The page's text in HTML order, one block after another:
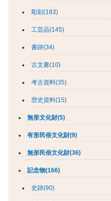
彫刻(183)
工芸品(145)
書跡(34)
古文書(10)
考古資料(35)
歴史資料(15)
無形文化財(5)
有形民俗文化財(9)
無形民俗文化財(36)
記念物(166)
史跡(90)